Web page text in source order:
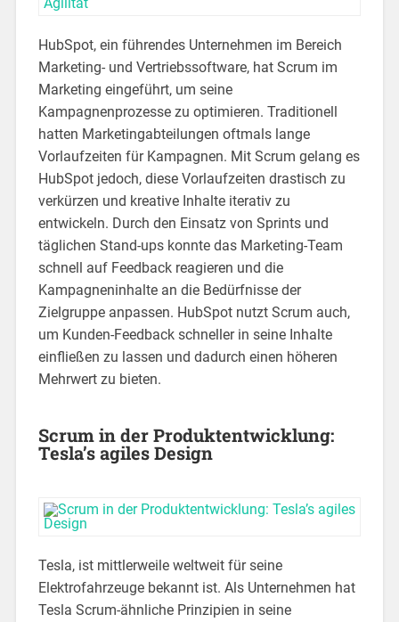
HubSpot, ein führendes Unternehmen im Bereich
Marketing- und Vertriebssoftware, hat Scrum im
Marketing eingeführt, um seine
Kampagnenprozesse zu optimieren. Traditionell
hatten Marketingabteilungen oftmals lange
Vorlaufzeiten für Kampagnen. Mit Scrum gelang es
HubSpot jedoch, diese Vorlaufzeiten drastisch zu
verkürzen und kreative Inhalte iterativ zu
entwickeln. Durch den Einsatz von Sprints und
täglichen Stand-ups konnte das Marketing-Team
schnell auf Feedback reagieren und die
Kampagneninhalte an die Bedürfnisse der
Zielgruppe anpassen. HubSpot nutzt Scrum auch,
um Kunden-Feedback schneller in seine Inhalte
einfließen zu lassen und dadurch einen höheren
Mehrwert zu bieten.
Scrum in der Produktentwicklung:
Tesla’s agiles Design
Tesla, ist mittlerweile weltweit für seine
Elektrofahrzeuge bekannt ist. Als Unternehmen hat
Tesla Scrum-ähnliche Prinzipien in seine